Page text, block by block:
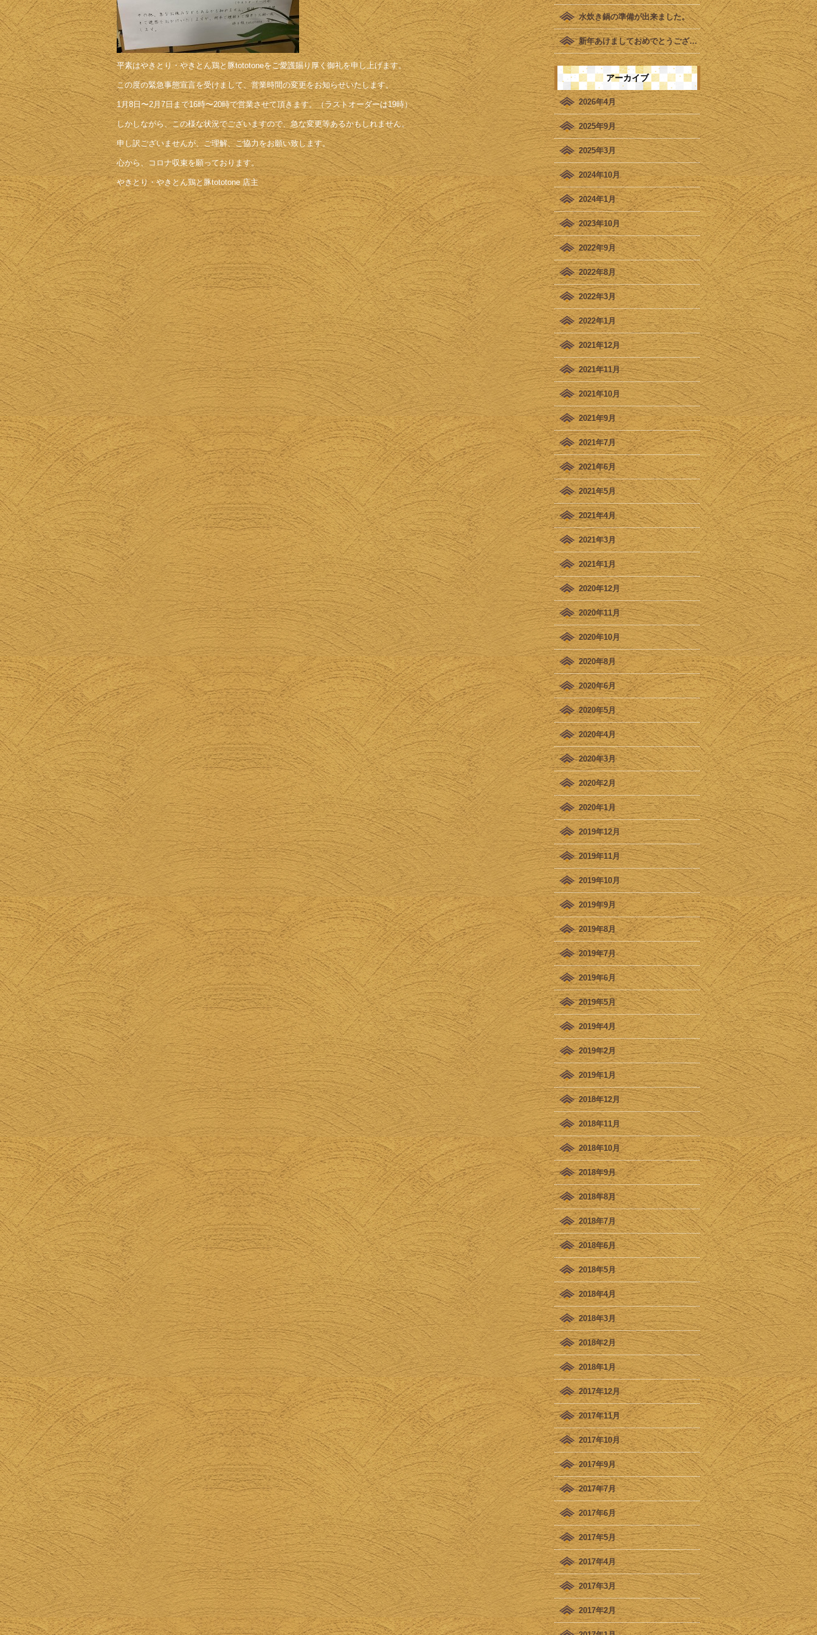
平素はやきとり・やきとん鶏と豚tototoneをご愛護賜り厚く御礼を申し上げます。
この度の緊急事態宣言を受けまして、営業時間の変更をお知らせいたします。
1月8日〜2月7日まで16時〜20時で営業させて頂きます。（ラストオーダーは19時）
しかしながら、この様な状況でございますので、急な変更等あるかもしれません。
申し訳ございませんが、ご理解、ご協力をお願い致します。
心から、コロナ収束を願っております。
やきとり・やきとん鶏と豚tototone 店主
水炊き鍋の準備が出来ました。
新年あけましておめでとうございます。
アーカイブ
2026年4月
2025年9月
2025年3月
2024年10月
2024年1月
2023年10月
2022年9月
2022年8月
2022年3月
2022年1月
2021年12月
2021年11月
2021年10月
2021年9月
2021年7月
2021年6月
2021年5月
2021年4月
2021年3月
2021年1月
2020年12月
2020年11月
2020年10月
2020年8月
2020年6月
2020年5月
2020年4月
2020年3月
2020年2月
2020年1月
2019年12月
2019年11月
2019年10月
2019年9月
2019年8月
2019年7月
2019年6月
2019年5月
2019年4月
2019年2月
2019年1月
2018年12月
2018年11月
2018年10月
2018年9月
2018年8月
2018年7月
2018年6月
2018年5月
2018年4月
2018年3月
2018年2月
2018年1月
2017年12月
2017年11月
2017年10月
2017年9月
2017年7月
2017年6月
2017年5月
2017年4月
2017年3月
2017年2月